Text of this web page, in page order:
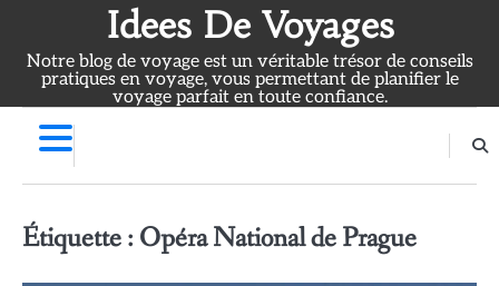
content
Idees De Voyages
Notre blog de voyage est un véritable trésor de conseils
pratiques en voyage, vous permettant de planifier le
voyage parfait en toute confiance.
Étiquette : Opéra National de Prague